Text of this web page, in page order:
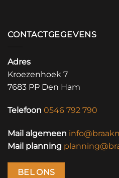
CONTACTGEGEVENS
Adres
Kroezenhoek 7
7683 PP Den Ham
Telefoon 0546 792 790
Mail algemeen
Mail planning
BEL ONS